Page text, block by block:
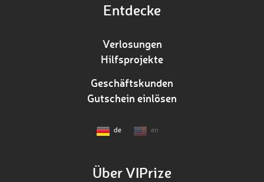
Entdecke
Verlosungen
Hilfsprojekte
Geschäftskunden
Gutschein einlösen
de en
Über VIPrize